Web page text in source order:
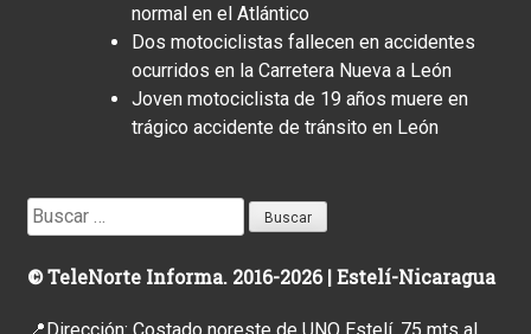
normal en el Atlántico
Dos motociclistas fallecen en accidentes
ocurridos en la Carretera Nueva a León
Joven motociclista de 19 años muere en
trágico accidente de tránsito en León
Buscar:
© TeleNorte Informa. 2016-2026 | Estelí-Nicaragua